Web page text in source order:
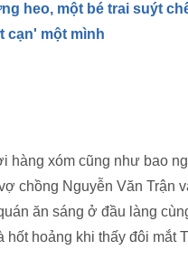
heo, một bé trai suýt
cạn' một mình
hàng xóm cũng như bao
chồng Nguyễn Văn Trận
ăn sáng ở đầu làng
hốt hoảng khi thấy đôi mắt